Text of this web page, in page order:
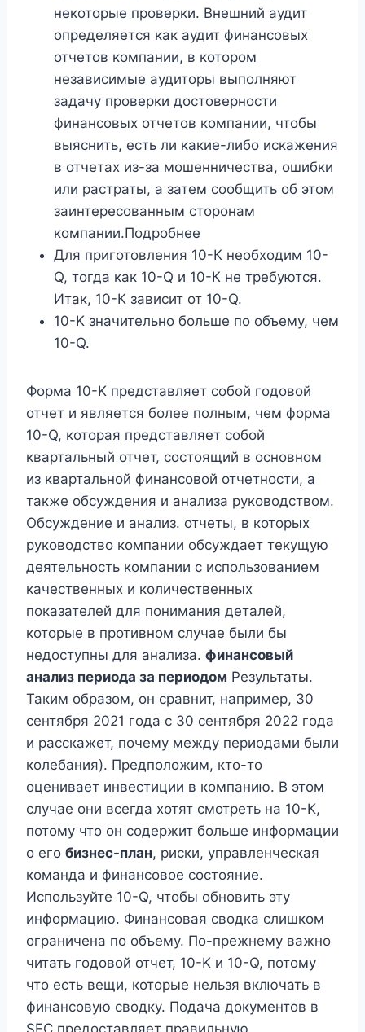
некоторые проверки. Внешний аудит
определяется как аудит финансовых
отчетов компании, в котором
независимые аудиторы выполняют
задачу проверки достоверности
финансовых отчетов компании, чтобы
выяснить, есть ли какие-либо искажения
в отчетах из-за мошенничества, ошибки
или растраты, а затем сообщить об этом
заинтересованным сторонам
компании.Подробнее
Для приготовления 10-К необходим 10-
Q, тогда как 10-Q и 10-К не требуются.
Итак, 10-К зависит от 10-Q.
10-K значительно больше по объему, чем
10-Q.
Форма 10-K представляет собой годовой
отчет и является более полным, чем форма
10-Q, которая представляет собой
квартальный отчет, состоящий в основном
из квартальной финансовой отчетности, а
также обсуждения и анализа руководством.
Обсуждение и анализ. отчеты, в которых
руководство компании обсуждает текущую
деятельность компании с использованием
качественных и количественных
показателей для понимания деталей,
которые в противном случае были бы
недоступны для анализа. финансовый
анализ периода за периодом Результаты.
Таким образом, он сравнит, например, 30
сентября 2021 года с 30 сентября 2022 года
и расскажет, почему между периодами были
колебания). Предположим, кто-то
оценивает инвестиции в компанию. В этом
случае они всегда хотят смотреть на 10-K,
потому что он содержит больше информации
о его бизнес-план, риски, управленческая
команда и финансовое состояние.
Используйте 10-Q, чтобы обновить эту
информацию. Финансовая сводка слишком
ограничена по объему. По-прежнему важно
читать годовой отчет, 10-K и 10-Q, потому
что есть вещи, которые нельзя включать в
финансовую сводку. Подача документов в
SEC предоставляет правильную